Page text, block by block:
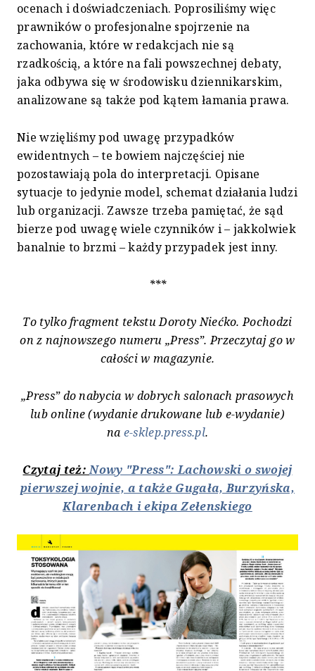
ocenach i doświadczeniach. Poprosiliśmy więc
prawników o profesjonalne spojrzenie na
zachowania, które w redakcjach nie są
rzadkością, a które na fali powszechnej debaty,
jaka odbywa się w środowisku dziennikarskim,
analizowane są także pod kątem łamania prawa.
Nie wzięliśmy pod uwagę przypadków
ewidentnych – te bowiem najczęściej nie
pozostawiają pola do interpretacji. Opisane
sytuacje to jedynie model, schemat działania ludzi
lub organizacji. Zawsze trzeba pamiętać, że sąd
bierze pod uwagę wiele czynników i – jakkolwiek
banalnie to brzmi – każdy przypadek jest inny.
***
To tylko fragment tekstuDoroty Niećko. Pochodzi
on z najnowszego numeru „Press”. Przeczytaj go w
całości w magazynie.
„Press” do nabycia w dobrych salonach prasowych
lub online (wydanie drukowane lub e-wydanie)
na e-sklep.press.pl.
Czytaj też:Nowy "Press": Lachowski o swojej
pierwszej wojnie, a także Gugała, Burzyńska,
Klarenbach i ekipa Zełenskiego